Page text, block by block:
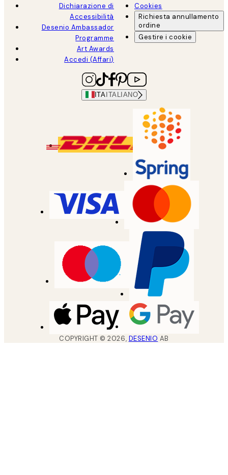
Dichiarazione di
Accessibilità
Desenio Ambassador
Programme
Art Awards
Accedi (Affari)
Cookies
Richiesta annullamento
ordine
Gestire i cookie
ITA ITALIANO
COPYRIGHT ©2026, DESENIO AB